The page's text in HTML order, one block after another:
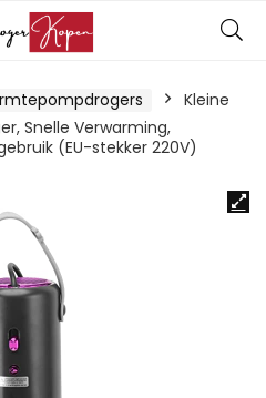
Kleine
Snelle Verwarming,
(EU-stekker 220V)